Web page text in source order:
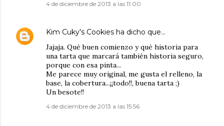
4 de diciembre de 2013 a las 11:00
Kim Cuky's Cookies ha dicho que…
Jajaja. Qué buen comienzo y qué historia para
una tarta que marcará también historia seguro,
porque con esa pinta...
Me parece muy original, me gusta el relleno, la
base, la cobertura...¡¡todo!!, buena tarta ;)
Un besote!!
4 de diciembre de 2013 a las 15:56